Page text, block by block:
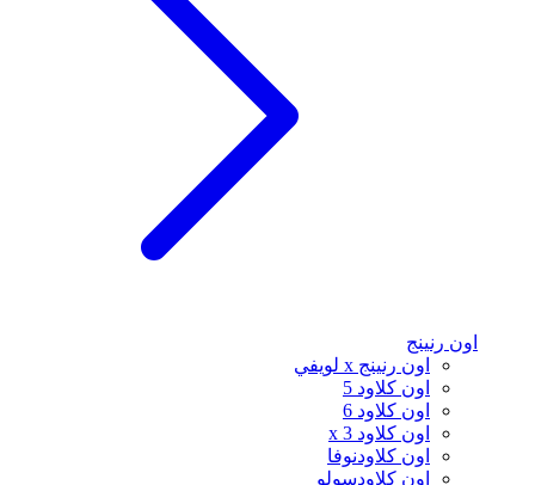
اون رنينج
اون رنينج x لويفي
اون كلاود 5
اون كلاود 6
اون كلاود x 3
اون كلاودنوفا
اون كلاودسولو